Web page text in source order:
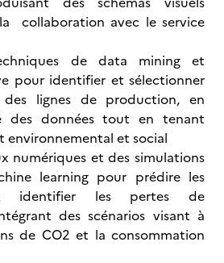
collaboration avec le service
de data mining et
pour identifier et sélectionner
des lignes de production, en
des données tout en tenant
et social
numériques et des simulations
learning pour prédire les
identifier les pertes de
des scénarios visant à
de CO2 et la consommation